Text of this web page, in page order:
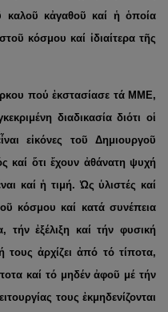
καλοῦ κἀγαθοῦ καί ἡ ὁποία
κόσμου καί ἰδιαίτερα τῆς
πού ἐκστασίασε τά ΜΜΕ,
διαδικασία διότι οἱ
εἰκόνες τοῦ Δημιουργοῦ
καί ὅτι ἔχουν ἀθάνατη ψυχή
καί ἡ τιμή. Ὡς ὑλιστές καί
κόσμου καί κατά συνέπεια
τήν ἐξέλιξη καί τήν φυσική
τους ἀρχίζει ἀπό τό τίποτα,
καί τό μηδέν ἀφοῦ μέ τήν
τους ἐκμηδενίζονται